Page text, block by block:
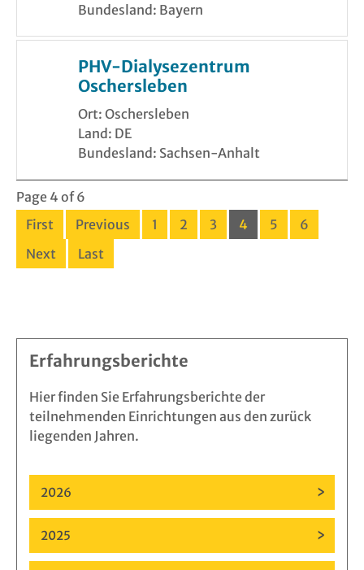
Bundesland: Bayern
PHV-Dialysezentrum
Oschersleben
Ort: Oschersleben
Land: DE
Bundesland: Sachsen-Anhalt
Page 4 of 6
First
Previous 1 2 3 4 5
6
Next
Last
Erfahrungsberichte
Hier finden Sie Erfahrungsberichte der
teilnehmenden Einrichtungen aus den zurück
liegenden Jahren.
2026
2025